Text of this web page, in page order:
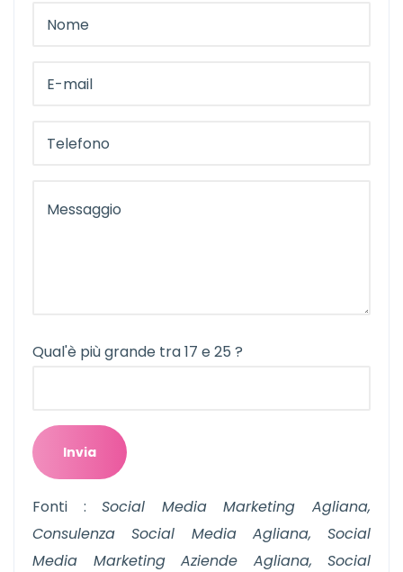
Qual'è più grande tra 17 e 25 ?
Fonti :Social Media Marketing Agliana,
Consulenza Social Media Agliana, Social
Media Marketing Aziende Agliana, Social